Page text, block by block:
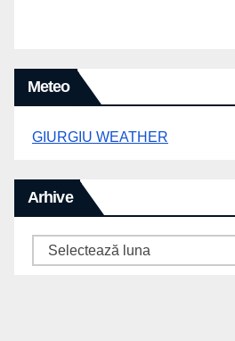
Meteo
GIURGIU WEATHER
Arhive
Arhive